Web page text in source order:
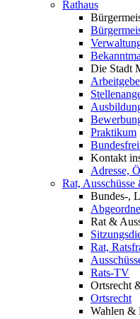
Rathaus
Die Stadt
Praktikum
Kontakt
Adresse,
Rat,
Bundes-,
Rat &
Rat,
Rats-TV
Ortsrecht
Ortsrecht
Wahlen &